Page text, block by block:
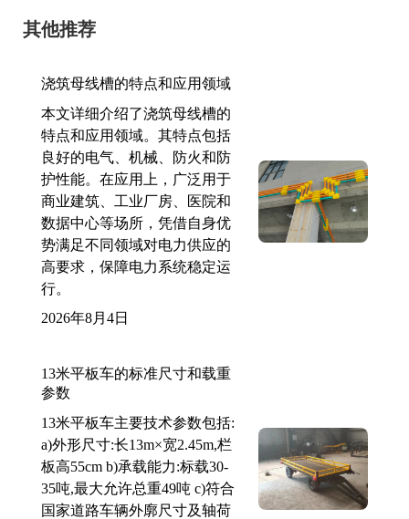
其他推荐
浇筑母线槽的特点和应用领域
本文详细介绍了浇筑母线槽的
特点和应用领域。其特点包括
良好的电气、机械、防火和防
护性能。在应用上，广泛用于
商业建筑、工业厂房、医院和
数据中心等场所，凭借自身优
势满足不同领域对电力供应的
高要求，保障电力系统稳定运
行。
2026年8月4日
13米平板车的标准尺寸和载重
参数
13米平板车主要技术参数包括:
a)外形尺寸:长13m×宽2.45m,栏
板高55cm b)承载能力:标载30-
35吨,最大允许总重49吨 c)符合
国家道路车辆外廓尺寸及轴荷